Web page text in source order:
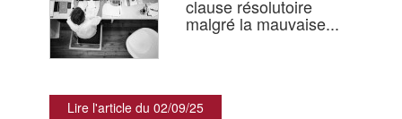
clause résolutoire
malgré la mauvaise...
Lire l'article du 02/09/25